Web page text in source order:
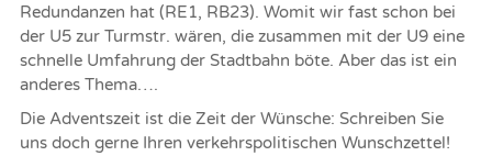
Redundanzen hat (RE1, RB23). Womit wir fast schon bei
der U5 zur Turmstr. wären, die zusammen mit der U9 eine
schnelle Umfahrung der Stadtbahn böte. Aber das ist ein
anderes Thema….
Die Adventszeit ist die Zeit der Wünsche: Schreiben Sie
uns doch gerne Ihren verkehrspolitischen Wunschzettel!